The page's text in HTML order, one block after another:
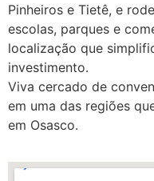
Pinheiros e Tietê, e
escolas, parques e
localização que
investimento.
Viva cercado de
em uma das regiões
em Osasco.